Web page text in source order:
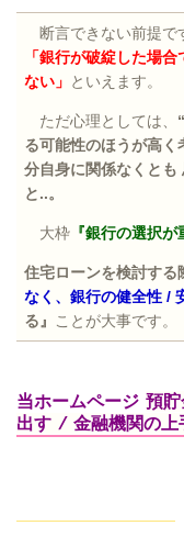
断言できない前提で
「銀行が破綻した場
ない」 といえます。
ただ心理としては、
る可能性のほうが高く
分自身に関係なくとも
と..。
大枠 『銀行の選択が
住宅ローンを検討す
なく、銀行の健全性 /
る』
ことが大事です。
当ホームページ 預
出す / 金融機関の上